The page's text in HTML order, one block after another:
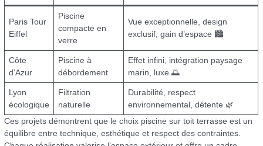
Paris Tour
Eiffel
Piscine
compacte en
verre
Vue exceptionnelle, design
exclusif, gain d’espace 🏙️
Côte
d’Azur
Piscine à
débordement
Effet infini, intégration paysage
marin, luxe 🌅
Lyon
écologique
Filtration
naturelle
Durabilité, respect
environnemental, détente 🌿
Ces projets démontrent que le choix piscine sur toit terrasse est un
équilibre entre technique, esthétique et respect des contraintes.